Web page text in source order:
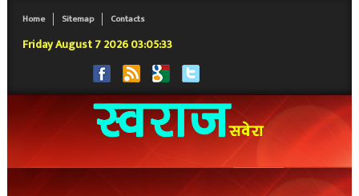
Home Sitemap Contacts
Friday August 7 2026 03:05:34